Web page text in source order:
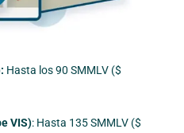
Hasta los 90 SMMLV ($
VIS): Hasta 135 SMMLV ($